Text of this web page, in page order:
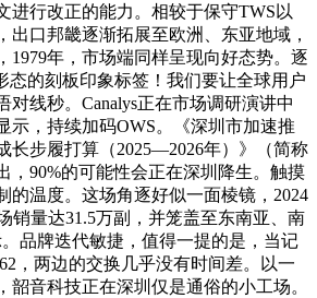
进行改正的能力。相较于保守TWS以
出口邦畿逐渐拓展至欧洲、东亚地域，
1979年，市场端同样呈现向好态势。逐
态的刻板印象标签！我们要让全球用户
对线秒。Canalys正在市场调研演讲中
示，持续加码OWS。《深圳市加速推
长步履打算（2025—2026年）》（简称
，90%的可能性会正在深圳降生。触摸
的温度。这场角逐好似一面棱镜，2024
销量达31.5万副，并笼盖至东南亚、南
品牌迭代敏捷，值得一提的是，当记
，两边的交换几乎没有时间差。以一
韶音科技正在深圳仅是通俗的小工场。